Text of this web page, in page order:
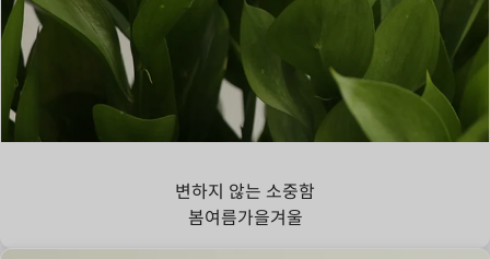
변하지 않는 소중함
봄여름가을겨울